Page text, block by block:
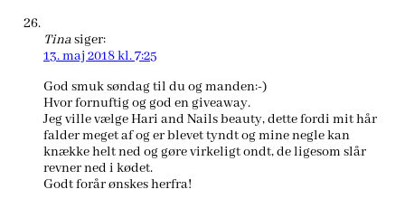
Tinasiger:
13. maj 2018 kl. 7:25
God smuk søndag til du og manden:-)
Hvor fornuftig og god en giveaway.
Jeg ville vælge Hari and Nails beauty, dette fordi mit hår
falder meget af og er blevet tyndt og mine negle kan
knække helt ned og gøre virkeligt ondt, de ligesom slår
revner ned i kødet.
Godt forår ønskes herfra!